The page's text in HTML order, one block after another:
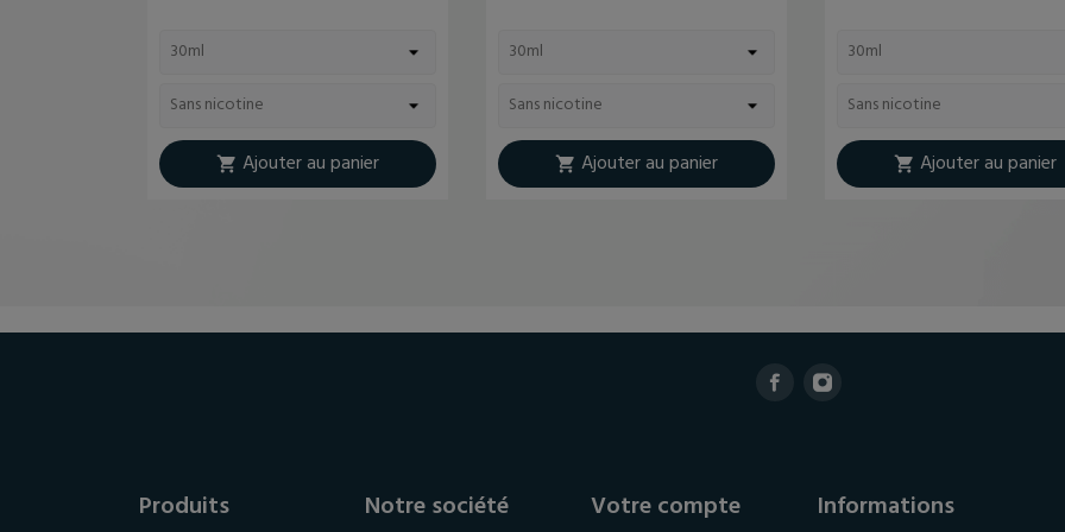
 Ajouter au panier  Ajouter au panier  Ajouter au panier
Produits Notre société Votre compte Informations